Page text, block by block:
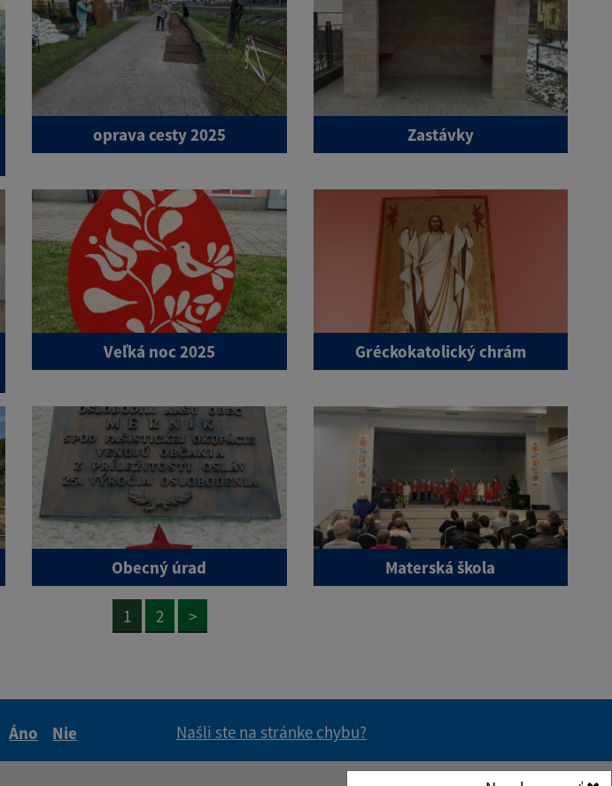
oprava cesty 2025 Zastávky
Veľká noc 2025 Gréckokatolický chrám
Obecný úrad Materská škola
1 2 >
Áno
Nie
Našli ste na stránke chybu?